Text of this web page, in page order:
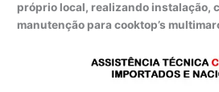
próprio local, realizando instalação,
manutenção para cooktop’s